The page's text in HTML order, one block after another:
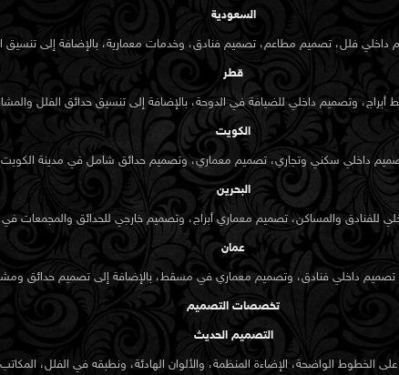
السعودية
فلل، تصميم مطاعم، تصميم فنادق، وخدمات معمارية، بالإضافة إلى تنسيق
قطر
وتصميم داخلي للضيافة في الدوحة، بالإضافة إلى تنسيق حدائق الفلل
الكويت
داخلي سكني وتجاري، تصميم معماري، وتصميم حدائق شامل في مدينة
البحرين
للفنادق والمساكن، تصميم معماري أبراج، وتصميم خارجي للحدائق والمجمعات في
عمان
تصميم داخلي فنادق، وتصميم معماري في مسقط، بالإضافة إلى تصميم حدائق
تخصصات التصميم
التصميم الحديث
الخطوط الواضحة، الإضاءة المنظمة، والألوان الهادئة، ونطبقه في الفلل،